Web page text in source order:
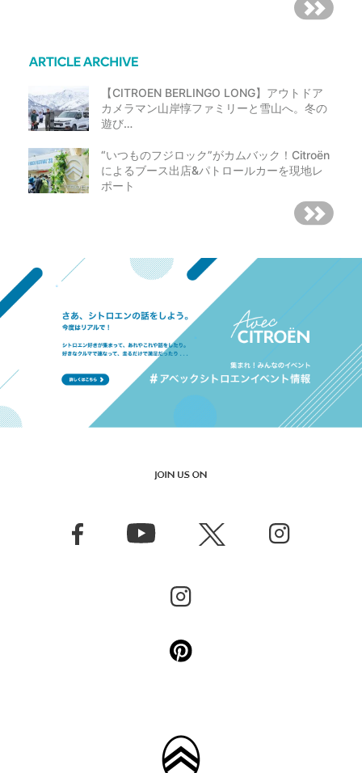
【CITROEN BERLINGO LONG】アウトドア
カメラマン山岸惇ファミリーと雪山へ。冬の
遊び…
“いつものフジロック”がカムバック！Citroën
によるブース出店&パトロールカーを現地レ
ポート